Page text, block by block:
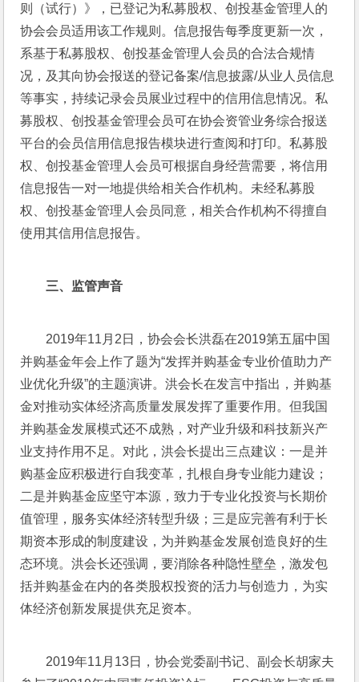
则（试行）》，已登记为私募股权、创投基金管理人的
协会会员适用该工作规则。信息报告每季度更新一次，
系基于私募股权、创投基金管理人会员的合法合规情
况，及其向协会报送的登记备案/信息披露/从业人员信息
等事实，持续记录会员展业过程中的信用信息情况。私
募股权、创投基金管理会员可在协会资管业务综合报送
平台的会员信用信息报告模块进行查阅和打印。私募股
权、创投基金管理人会员可根据自身经营需要，将信用
信息报告一对一地提供给相关合作机构。未经私募股
权、创投基金管理人会员同意，相关合作机构不得擅自
使用其信用信息报告。
三、 监管声音
2019年11月2日，协会会长洪磊在2019第五届中国
并购基金年会上作了题为“发挥并购基金专业价值助力产
业优化升级”的主题演讲。洪会长在发言中指出，并购基
金对推动实体经济高质量发展发挥了重要作用。但我国
并购基金发展模式还不成熟，对产业升级和科技新兴产
业支持作用不足。对此，洪会长提出三点建议：一是并
购基金应积极进行自我变革，扎根自身专业能力建设；
二是并购基金应坚守本源，致力于专业化投资与长期价
值管理，服务实体经济转型升级；三是应完善有利于长
期资本形成的制度建设，为并购基金发展创造良好的生
态环境。洪会长还强调，要消除各种隐性壁垒，激发包
括并购基金在内的各类股权投资的活力与创造力，为实
体经济创新发展提供充足资本。
2019年11月13日，协会党委副书记、副会长胡家夫